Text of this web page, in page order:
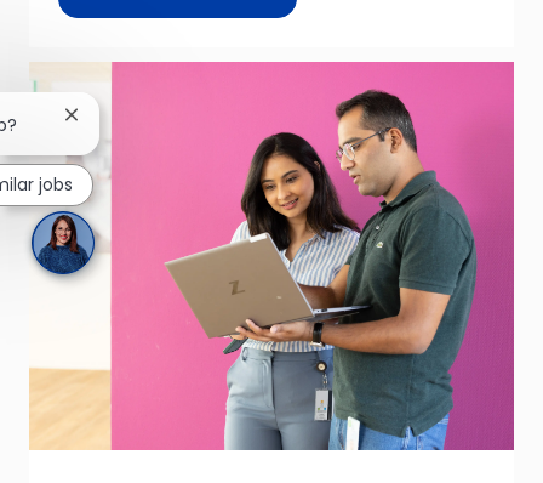
Close chatbot notification
jobs